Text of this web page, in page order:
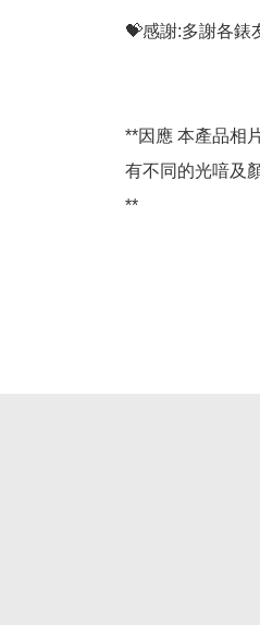
💝感謝:多謝各錶
**因應 本產品相
有不同的光喑及